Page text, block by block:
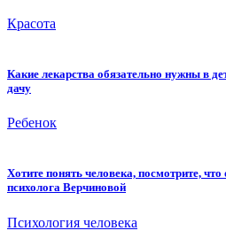
Красота
Какие лекарства обязательно нужны в
дачу
Ребенок
Хотите понять человека, посмотрите, что
психолога Верчиновой
Психология человека